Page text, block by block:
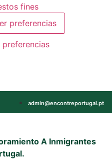
fines
preferencias
preferencias
admin@encontreportugal.pt
A Inmigrantes